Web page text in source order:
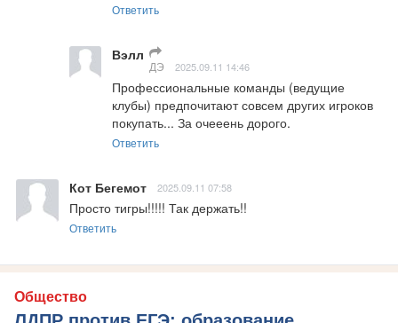
Ответить
Вэлл
ДЭ 2025.09.11 14:46
Профессиональные команды (ведущие
клубы) предпочитают совсем других игроков
покупать... За очееень дорого.
Ответить
Кот Бегемот 2025.09.11 07:58
Просто тигры!!!!! Так держать!!
Ответить
Общество